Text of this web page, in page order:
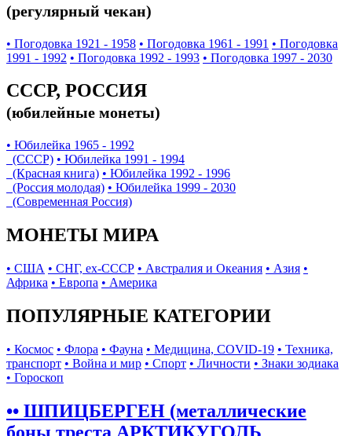
(регулярный чекан)
• Погодовка 1921 - 1958 • Погодовка 1961 - 1991 • Погодовка
1991 - 1992 • Погодовка 1992 - 1993 • Погодовка 1997 - 2030
СССР, РОССИЯ
(юбилейные монеты)
• Юбилейка 1965 - 1992
(СССР) • Юбилейка 1991 - 1994
(Красная книга) • Юбилейка 1992 - 1996
(Россия молодая) • Юбилейка 1999 - 2030
(Современная Россия)
МОНЕТЫ МИРА
• США • СНГ, ex-СССР • Австралия и Океания • Азия •
Африка • Европа • Америка
ПОПУЛЯРНЫЕ КАТЕГОРИИ
• Космос • Флора • Фауна • Медицина, COVID-19 • Техника,
транспорт • Война и мир • Спорт • Личности • Знаки зодиака
• Гороскоп
•• ШПИЦБЕРГЕН (металлические